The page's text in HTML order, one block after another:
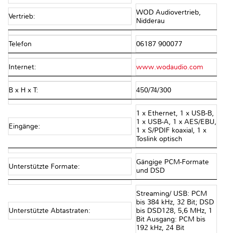
Vertrieb:
WOD Audiovertrieb,
Nidderau
Telefon 06187 900077
Internet: www.wodaudio.com
B x H x T: 450/74/300
Eingänge:
1 x Ethernet, 1 x USB-B,
1 x USB-A, 1 x AES/EBU,
1 x S/PDIF koaxial, 1 x
Toslink optisch
Unterstützte Formate:
Gängige PCM-Formate
und DSD
Unterstützte Abtastraten:
Streaming/ USB: PCM
bis 384 kHz, 32 Bit; DSD
bis DSD128, 5,6 MHz, 1
Bit Ausgang: PCM bis
192 kHz, 24 Bit